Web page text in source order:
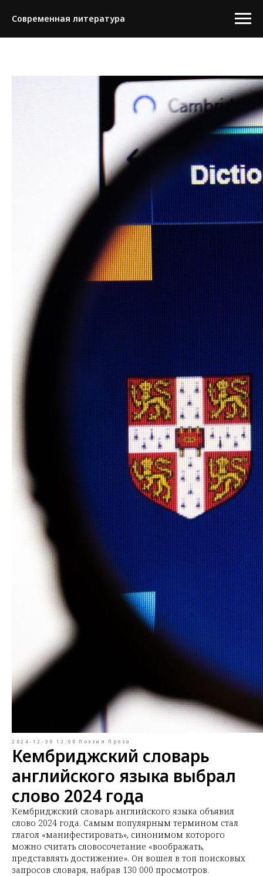
Современная литература
2024-12-30 12:00 Поэзия Проза
Кембриджский словарь
английского языка выбрал
слово 2024 года
Кембриджский словарь английского языка объявил
слово 2024 года. Самым популярным термином стал
глагол «манифестировать», синонимом которого
можно считать словосочетание «воображать,
представлять достижение». Он вошел в топ поисковых
запросов словаря, набрав 130 000 просмотров.